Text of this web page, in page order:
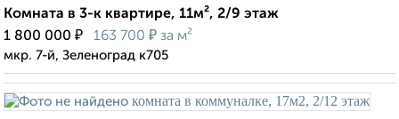
Комната в 3-к квартире, 11м², 2/9 этаж
1 800 000 ₽ 163 700 ₽ за м²
мкр. 7-й, Зеленоград к705